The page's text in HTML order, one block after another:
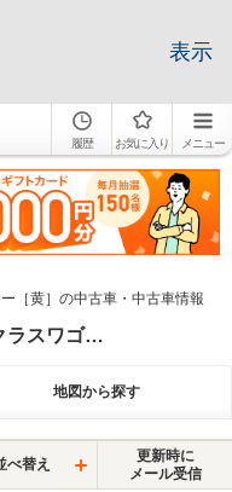
表示
履歴 お気に入り メニュー
［黄］の中古車・中古車情報
メルセデス・ベンツ ミディアムクラスワゴン／Tシリーズ イエロー系
地図から探す
べ替え
更新時に
メール受信